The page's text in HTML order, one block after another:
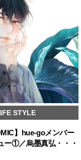
STYLE
】hue-goメンバー
ー①／烏墨真弘・・・